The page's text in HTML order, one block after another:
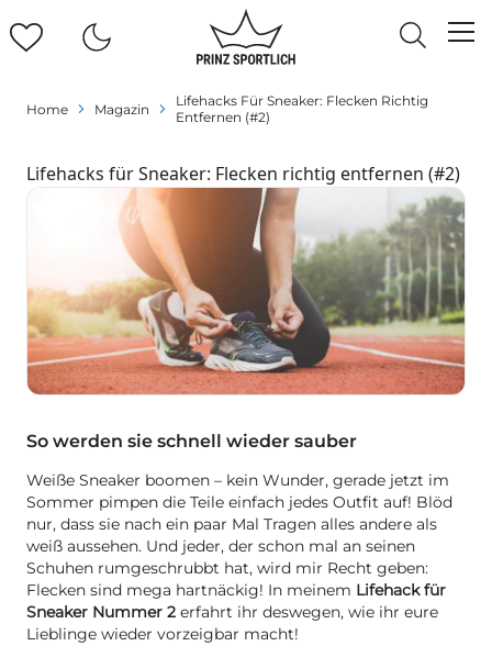
Home Magazin
Lifehacks Für Sneaker: Flecken Richtig
Entfernen (#2)
Lifehacks für Sneaker: Flecken richtig entfernen (#2)
So werden sie schnell wieder sauber
Weiße Sneaker boomen – kein Wunder, gerade jetzt im
Sommer pimpen die Teile einfach jedes Outfit auf! Blöd
nur, dass sie nach ein paar Mal Tragen alles andere als
weiß aussehen. Und jeder, der schon mal an seinen
Schuhen rumgeschrubbt hat, wird mir Recht geben:
Flecken sind mega hartnäckig! In meinem Lifehack für
Sneaker Nummer 2 erfahrt ihr deswegen, wie ihr eure
Lieblinge wieder vorzeigbar macht!